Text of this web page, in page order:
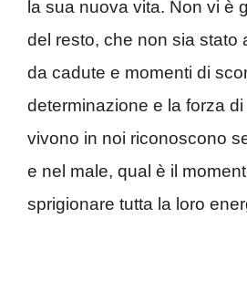
la sua nuova vita. Non vi è
del resto, che non sia stato
da cadute e momenti di
determinazione e la forza
vivono in noi riconoscono
e nel male, qual è il
sprigionare tutta la loro